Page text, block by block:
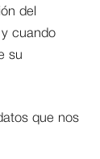
del
cuando
su
que nos